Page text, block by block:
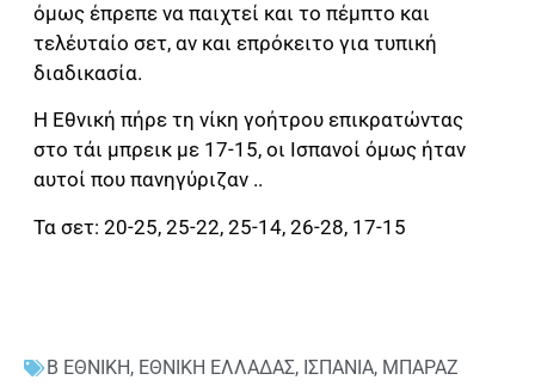
όμως έπρεπε να παιχτεί και το πέμπτο και
τελέυταίο σετ, αν και επρόκειτο για τυπική
διαδικασία.
Η Εθνική πήρε τη νίκη γοήτρου επικρατώντας
στο τάι μπρεικ με 17-15, οι Ισπανοί όμως ήταν
αυτοί που πανηγύριζαν ..
Τα σετ: 20-25, 25-22, 25-14, 26-28, 17-15
Β ΕΘΝΙΚΗ, ΕΘΝΙΚΗ ΕΛΛΑΔΑΣ, ΙΣΠΑΝΙΑ, ΜΠΑΡΑΖ